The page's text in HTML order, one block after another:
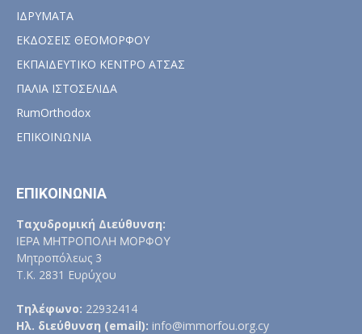
ΙΔΡΥΜΑΤΑ
ΕΚΔΟΣΕΙΣ ΘΕΟΜΟΡΦΟΥ
ΕΚΠΑΙΔΕΥΤΙΚΟ ΚΕΝΤΡΟ ΑΤΣΑΣ
ΠΑΛΙΑ ΙΣΤΟΣΕΛΙΔΑ
RumOrthodox
ΕΠΙΚΟΙΝΩΝΙΑ
ΕΠΙΚΟΙΝΩΝΙΑ
Ταχυδρομική Διεύθυνση:
ΙΕΡΑ ΜΗΤΡΟΠΟΛΗ ΜΟΡΦΟΥ
Μητροπόλεως 3
Τ.Κ. 2831 Ευρύχου
Τηλέφωνο: 22932414
Ηλ. διεύθυνση (email): info@immorfou.org.cy